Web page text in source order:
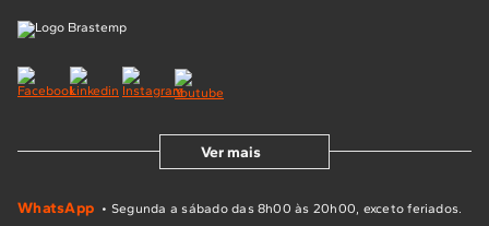
Ver mais
WhatsApp • Segunda a sábado das 8h00 às 20h00, exceto feriados.